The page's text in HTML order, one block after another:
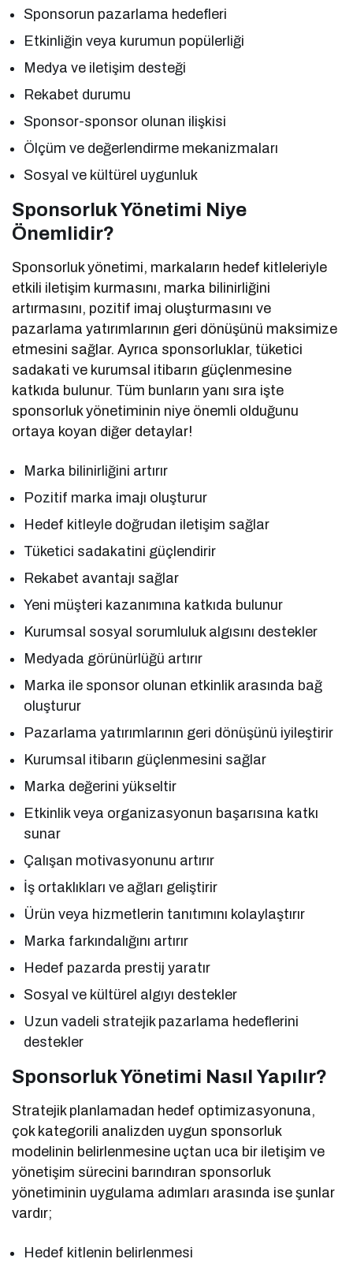
Sponsorun pazarlama hedefleri
Etkinliğin veya kurumun popülerliği
Medya ve iletişim desteği
Rekabet durumu
Sponsor-sponsor olunan ilişkisi
Ölçüm ve değerlendirme mekanizmaları
Sosyal ve kültürel uygunluk
Sponsorluk Yönetimi Niye
Önemlidir?
Sponsorluk yönetimi, markaların hedef kitleleriyle
etkili iletişim kurmasını, marka bilinirliğini
artırmasını, pozitif imaj oluşturmasını ve
pazarlama yatırımlarının geri dönüşünü maksimize
etmesini sağlar. Ayrıca sponsorluklar, tüketici
sadakati ve kurumsal itibarın güçlenmesine
katkıda bulunur. Tüm bunların yanı sıra işte
sponsorluk yönetiminin niye önemli olduğunu
ortaya koyan diğer detaylar!
Marka bilinirliğini artırır
Pozitif marka imajı oluşturur
Hedef kitleyle doğrudan iletişim sağlar
Tüketici sadakatini güçlendirir
Rekabet avantajı sağlar
Yeni müşteri kazanımına katkıda bulunur
Kurumsal sosyal sorumluluk algısını destekler
Medyada görünürlüğü artırır
Marka ile sponsor olunan etkinlik arasında bağ
oluşturur
Pazarlama yatırımlarının geri dönüşünü iyileştirir
Kurumsal itibarın güçlenmesini sağlar
Marka değerini yükseltir
Etkinlik veya organizasyonun başarısına katkı
sunar
Çalışan motivasyonunu artırır
İş ortaklıkları ve ağları geliştirir
Ürün veya hizmetlerin tanıtımını kolaylaştırır
Marka farkındalığını artırır
Hedef pazarda prestij yaratır
Sosyal ve kültürel algıyı destekler
Uzun vadeli stratejik pazarlama hedeflerini
destekler
Sponsorluk Yönetimi Nasıl Yapılır?
Stratejik planlamadan hedef optimizasyonuna,
çok kategorili analizden uygun sponsorluk
modelinin belirlenmesine uçtan uca bir iletişim ve
yönetişim sürecini barındıran sponsorluk
yönetiminin uygulama adımları arasında ise şunlar
vardır;
Hedef kitlenin belirlenmesi